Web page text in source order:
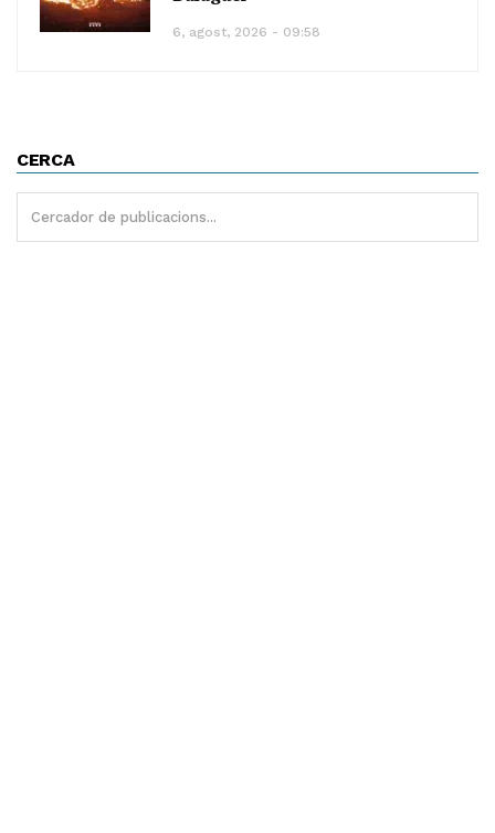
6, agost, 2026 - 09:58
CERCA